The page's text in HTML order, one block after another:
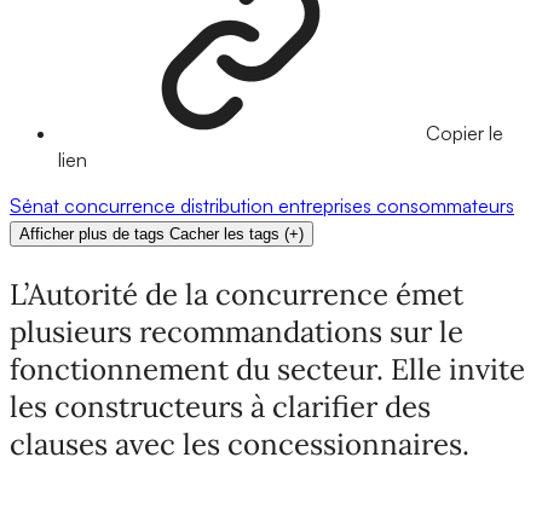
Copier le
lien
Sénat concurrence distribution entreprises consommateurs
Afficher plus de tags Cacher les tags (+)
L’Autorité de la concurrence émet
plusieurs recommandations sur le
fonctionnement du secteur. Elle invite
les constructeurs à clarifier des
clauses avec les concessionnaires.